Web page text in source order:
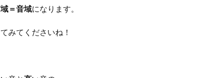
＝音域になります。
みてくださいね！